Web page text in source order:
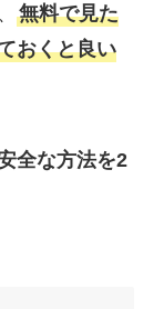
無料で見た
おくと良い
全な方法を2